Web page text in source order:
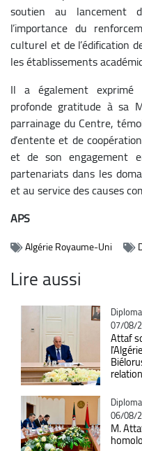
soutien au lancement
l’importance du
culturel et de l’édification
les établissements
Il a également
profonde gratitude à sa
parrainage du Centre,
d’entente et de
et de son engagement
partenariats dans les
et au service des causes
APS
Algérie Royaume-Uni
Lire aussi
07/08/
Attaf
06/08/
M.